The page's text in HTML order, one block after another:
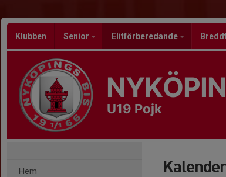
Klubben Senior Elitförberedande
U19 Pojk
Hem